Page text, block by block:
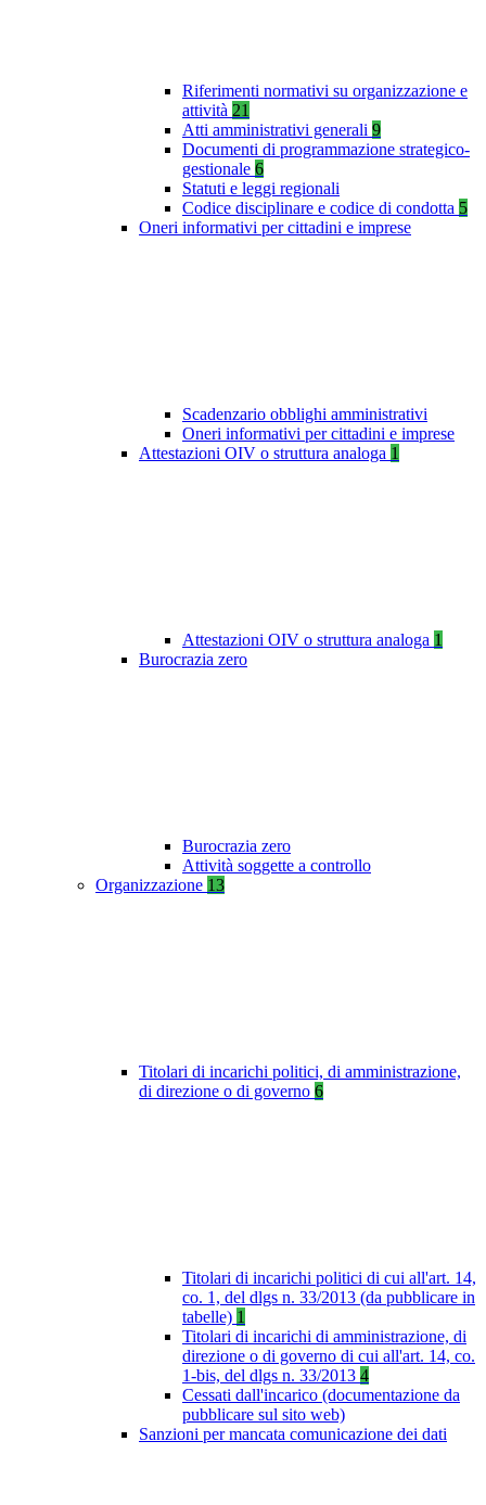
Riferimenti normativi su organizzazione e
attività 21
Atti amministrativi generali 9
Documenti di programmazione strategico-
gestionale 6
Statuti e leggi regionali
Codice disciplinare e codice di condotta 5
Oneri informativi per cittadini e imprese
Scadenzario obblighi amministrativi
Oneri informativi per cittadini e imprese
Attestazioni OIV o struttura analoga 1
Attestazioni OIV o struttura analoga 1
Burocrazia zero
Burocrazia zero
Attività soggette a controllo
Organizzazione 13
Titolari di incarichi politici, di amministrazione,
di direzione o di governo 6
Titolari di incarichi politici di cui all'art. 14,
co. 1, del dlgs n. 33/2013 (da pubblicare in
tabelle) 1
Titolari di incarichi di amministrazione, di
direzione o di governo di cui all'art. 14, co.
1-bis, del dlgs n. 33/2013 4
Cessati dall'incarico (documentazione da
pubblicare sul sito web)
Sanzioni per mancata comunicazione dei dati